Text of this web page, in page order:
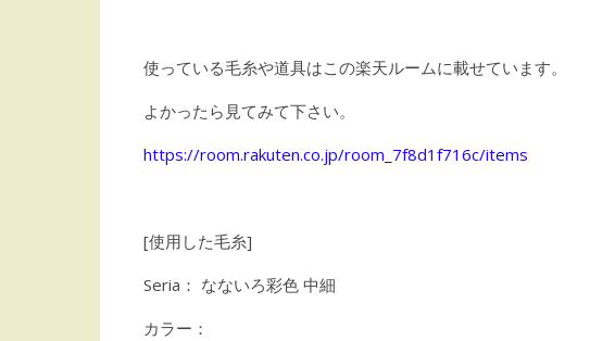
使っている毛糸や道具はこの楽天ルームに載せています。
よかったら見てみて下さい。
https://room.rakuten.co.jp/room_7f8d1f716c/items
[使用した毛糸]
Seria： なないろ彩色 中細
カラー：